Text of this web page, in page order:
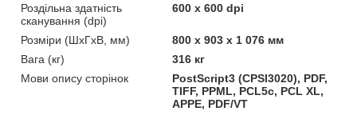
Роздільна здатність
сканування (dpi)
600 x 600 dpi
Розміри (ШхГхВ, мм)
800 x 903 x 1 076 мм
Вага (кг)
316 кг
Мови опису сторінок
PostScript3 (CPSI3020), PDF,
TIFF, PPML, PCL5c, PCL XL,
APPE, PDF/VT